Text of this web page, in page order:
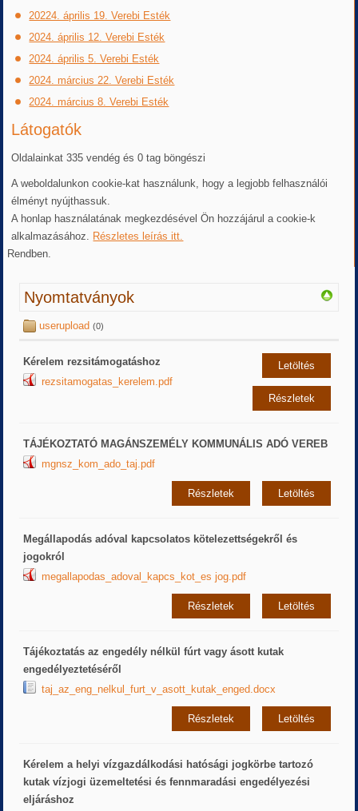
20224. április 19. Verebi Esték
2024. április 12. Verebi Esték
2024. április 5. Verebi Esték
2024. március 22. Verebi Esték
2024. március 8. Verebi Esték
Látogatók
Oldalainkat 335 vendég és 0 tag böngészi
A weboldalunkon cookie-kat használunk, hogy a legjobb felhasználói
élményt nyújthassuk.
A honlap használatának megkezdésével Ön hozzájárul a cookie-k
alkalmazásához. Részletes leírás itt.
Rendben.
Nyomtatványok
userupload (0)
Kérelem rezsitámogatáshoz
rezsitamogatas_kerelem.pdf
Letöltés
Részletek
TÁJÉKOZTATÓ MAGÁNSZEMÉLY KOMMUNÁLIS ADÓ VEREB
mgnsz_kom_ado_taj.pdf
Letöltés
Részletek
Megállapodás adóval kapcsolatos kötelezettségekről és
jogokról
megallapodas_adoval_kapcs_kot_es jog.pdf
Letöltés
Részletek
Tájékoztatás az engedély nélkül fúrt vagy ásott kutak
engedélyeztetéséről
taj_az_eng_nelkul_furt_v_asott_kutak_enged.docx
Letöltés
Részletek
Kérelem a helyi vízgazdálkodási hatósági jogkörbe tartozó
kutak vízjogi üzemeltetési és fennmaradási engedélyezési
eljáráshoz